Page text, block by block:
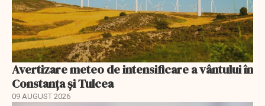
Avertizare meteo de intensificare a vântului în
Constanța și Tulcea
09 AUGUST 2026